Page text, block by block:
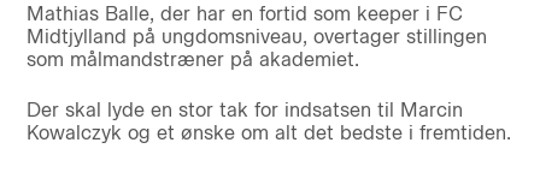
Mathias Balle, der har en fortid som keeper i FC
Midtjylland på ungdomsniveau, overtager stillingen
som målmandstræner på akademiet.
Der skal lyde en stor tak for indsatsen til Marcin
Kowalczyk og et ønske om alt det bedste i fremtiden.